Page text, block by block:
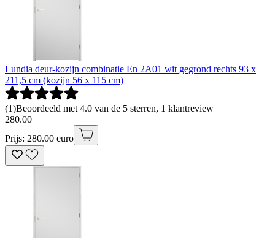
Lundia deur-kozijn combinatie En 2A01 wit gegrond rechts 93 x
211,5 cm (kozijn 56 x 115 cm)
(1)Beoordeeld met 4.0 van de 5 sterren, 1 klantreview
280.00
Prijs: 280.00 euro